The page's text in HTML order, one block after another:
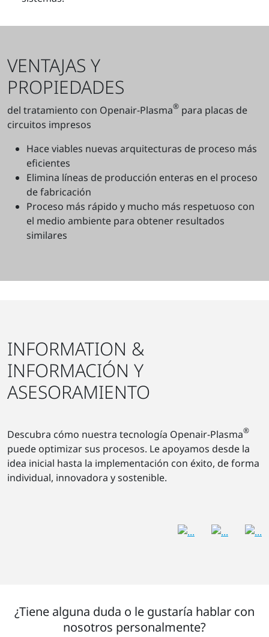
VENTAJAS Y
PROPIEDADES
del tratamiento con Openair-Plasma® para placas de
circuitos impresos
Hace viables nuevas arquitecturas de proceso más
eficientes
Elimina líneas de producción enteras en el proceso
de fabricación
Proceso más rápido y mucho más respetuoso con
el medio ambiente para obtener resultados
similares
INFORMATION &
INFORMACIÓN Y
ASESORAMIENTO
Descubra cómo nuestra tecnología Openair-Plasma®
puede optimizar sus procesos. Le apoyamos desde la
idea inicial hasta la implementación con éxito, de forma
individual, innovadora y sostenible.
¿Tiene alguna duda o le gustaría hablar con
nosotros personalmente?